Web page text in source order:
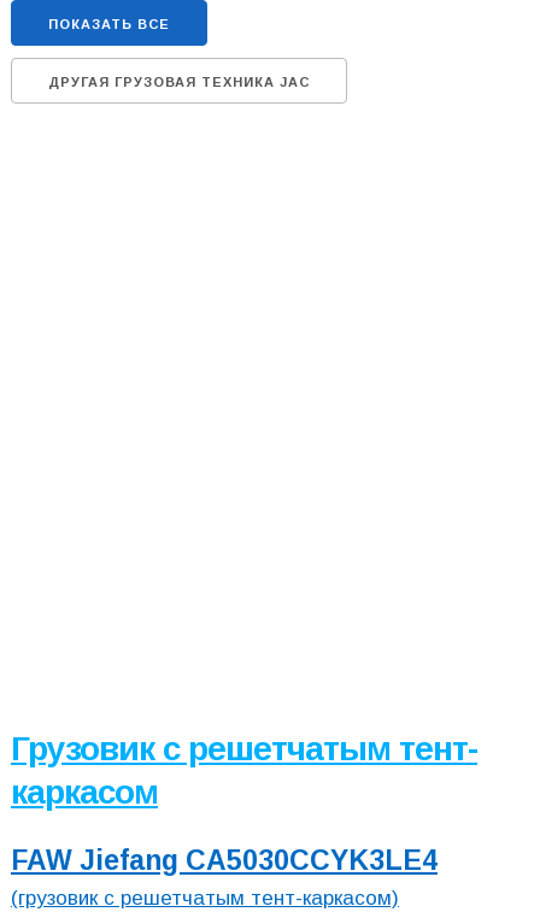
ПОКАЗАТЬ ВСЕ
ДРУГАЯ ГРУЗОВАЯ ТЕХНИКА JAC
Грузовик с решетчатым тент-
каркасом
FAW Jiefang CA5030CCYK3LE4
(грузовик с решетчатым тент-каркасом)